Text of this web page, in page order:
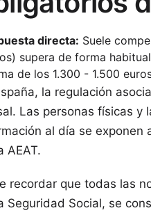
directa: Suele
supera de forma
de los 1.300 - 1.500
la regulación
Las personas físicas y
al día se exponen
AEAT.
recordar que todas las
Seguridad Social, se